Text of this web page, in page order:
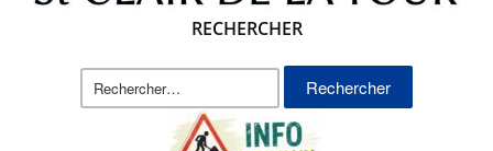
RECHERCHER
Rechercher :